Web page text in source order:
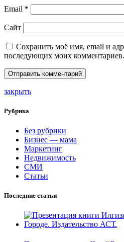
Email *
Сайт
Сохранить моё имя, email и
последующих моих комментариев.
закрыть
Рубрика
Без рубрики
Бизнес — мама
Маркетинг
Недвижимость
СМИ
Статьи
Последние статьи